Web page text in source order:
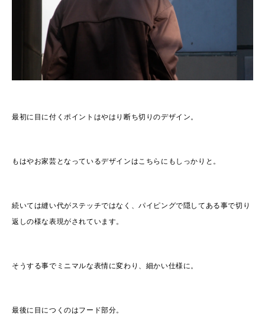
最初に目に付くポイントはやはり断ち切りのデザイン。
もはやお家芸となっているデザインはこちらにもしっかりと。
続いては縫い代がステッチではなく、パイピングで隠してある事で切り
返しの様な表現がされています。
そうする事でミニマルな表情に変わり、細かい仕様に。
最後に目につくのはフード部分。